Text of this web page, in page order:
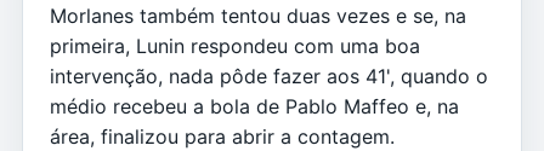
Morlanes também tentou duas vezes e se, na
primeira, Lunin respondeu com uma boa
intervenção, nada pôde fazer aos 41', quando o
médio recebeu a bola de Pablo Maffeo e, na
área, finalizou para abrir a contagem.